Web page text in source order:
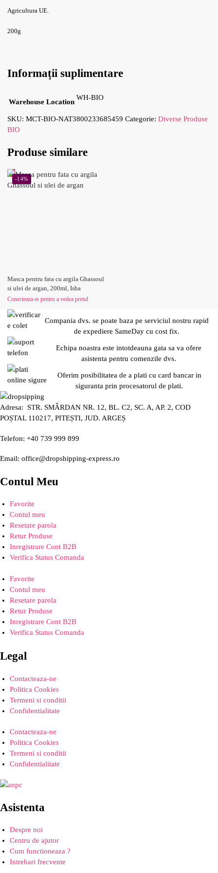
Agricultura UE.
200g
Informații suplimentare
Warehouse Location
WH-BIO
SKU: MCT-BIO-NAT3800233685459 Categorie: Diverse Produse
BIO
Produse similare
-14%
Masca pentru fata cu argila Ghassoul
si ulei de argan, 200ml, Isha
Conecteaza-te pentru a vedea pretul
Compania dvs. se poate baza pe serviciul nostru rapid
de expediere SameDay cu cost fix.
Echipa noastra este intotdeauna gata sa va ofere
asistenta pentru comenzile dvs.
Oferim posibilitatea de a plati cu card bancar in
siguranta prin procesatorul de plati.
Adresa: STR. SMÂRDAN NR. 12, BL. C2, SC. A, AP. 2, COD
POȘTAL 110217, PITEȘTI, JUD. ARGEȘ
Telefon: +40 739 999 899
Email: office@dropshipping-express.ro
Contul Meu
Favorite
Contul meu
Resetare parola
Retur Produse
Inregistrare Cont B2B
Verifica Status Comanda
Favorite
Contul meu
Resetare parola
Retur Produse
Inregistrare Cont B2B
Verifica Status Comanda
Legal
Contacteaza-ne
Politica Cookies
Termeni si conditii
Confidentialitate
Contacteaza-ne
Politica Cookies
Termeni si conditii
Confidentialitate
Asistenta
Despre noi
Centru de ajutor
Cum functioneaza ?
Intrebari frecvente